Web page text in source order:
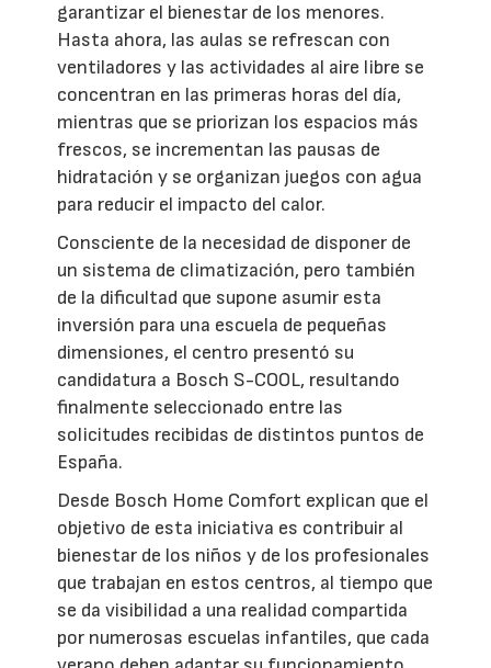
garantizar el bienestar de los menores.
Hasta ahora, las aulas se refrescan con
ventiladores y las actividades al aire libre se
concentran en las primeras horas del día,
mientras que se priorizan los espacios más
frescos, se incrementan las pausas de
hidratación y se organizan juegos con agua
para reducir el impacto del calor.
Consciente de la necesidad de disponer de
un sistema de climatización, pero también
de la dificultad que supone asumir esta
inversión para una escuela de pequeñas
dimensiones, el centro presentó su
candidatura a Bosch S-COOL, resultando
finalmente seleccionado entre las
solicitudes recibidas de distintos puntos de
España.
Desde Bosch Home Comfort explican que el
objetivo de esta iniciativa es contribuir al
bienestar de los niños y de los profesionales
que trabajan en estos centros, al tiempo que
se da visibilidad a una realidad compartida
por numerosas escuelas infantiles, que cada